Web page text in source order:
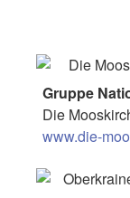
Gruppe
Die
www.die-